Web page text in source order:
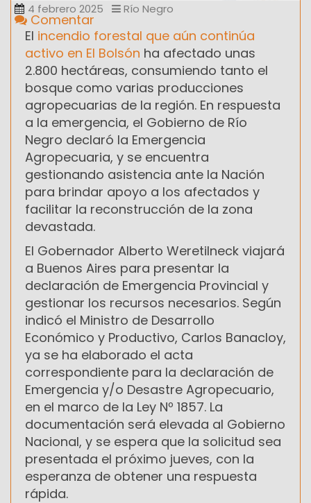
4 febrero 2025 Río Negro
Comentar
El incendio forestal que aún continúa
activo en El Bolsón ha afectado unas
2.800 hectáreas, consumiendo tanto el
bosque como varias producciones
agropecuarias de la región. En respuesta
a la emergencia, el Gobierno de Río
Negro declaró la Emergencia
Agropecuaria, y se encuentra
gestionando asistencia ante la Nación
para brindar apoyo a los afectados y
facilitar la reconstrucción de la zona
devastada.
El Gobernador Alberto Weretilneck viajará
a Buenos Aires para presentar la
declaración de Emergencia Provincial y
gestionar los recursos necesarios. Según
indicó el Ministro de Desarrollo
Económico y Productivo, Carlos Banacloy,
ya se ha elaborado el acta
correspondiente para la declaración de
Emergencia y/o Desastre Agropecuario,
en el marco de la Ley Nº 1857. La
documentación será elevada al Gobierno
Nacional, y se espera que la solicitud sea
presentada el próximo jueves, con la
esperanza de obtener una respuesta
rápida.